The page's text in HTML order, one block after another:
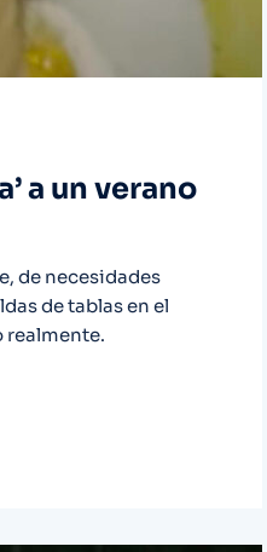
a un verano
de necesidades
de tablas en el
realmente.